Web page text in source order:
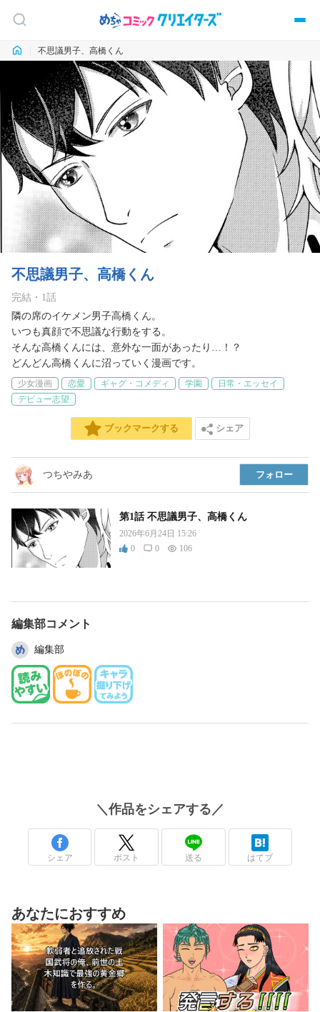
不思議男子、高橋くん
不思議男子、高橋くん
完結 ・ 1 話
隣の席のイケメン男子高橋くん。
いつも真顔で不思議な行動をする。
そんな高橋くんには、意外な一面があったり…！？
どんどん高橋くんに沼っていく漫画です。
少女漫画 恋愛 ギャグ・コメディ 学園
日常・エッセイ
デビュー志望
ブックマークする シェア
つちやみあ フォロー
第1話 不思議男子、高橋くん
2026年6月24日 15:26
0
0 106
編集部コメント
編集部
＼作品をシェアする／
シェア ポスト 送る はてブ
あなたにおすすめ